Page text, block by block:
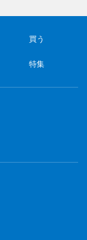
買う
特集